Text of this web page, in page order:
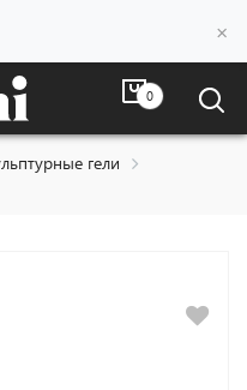
×
0
15 г
гели